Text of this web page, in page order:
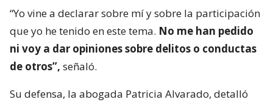
“Yo vine a declarar sobre mí y sobre la participación
que yo he tenido en este tema. No me han pedido
ni voy a dar opiniones sobre delitos o conductas
de otros”, señaló.
Su defensa, la abogada Patricia Alvarado, detalló